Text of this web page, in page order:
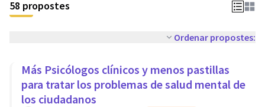
58 propostes
Ordenar propostes:
Más Psicólogos clínicos y menos pastillas
para tratar los problemas de salud mental de
los ciudadanos